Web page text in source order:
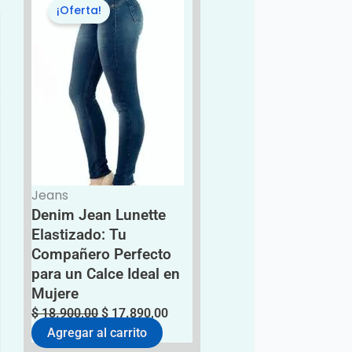
¡Oferta!
Jeans
Denim Jean Lunette
Elastizado: Tu
Compañero Perfecto
para un Calce Ideal en
Mujere
$18.900,00
precio
original
era:
$ 18.900,00.
$ 17.890,00
Agregar al carrito